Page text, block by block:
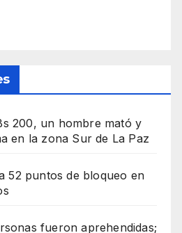
200, un hombre mató y
en la zona Sur de La Paz
52 puntos de bloqueo en
fueron aprehendidas;